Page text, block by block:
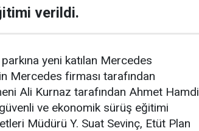
verildi.
yeni katılan Mercedes
Mercedes firması tarafından
Ali Kurnaz tarafından Ahmet Hamdi
ve ekonomik sürüş eğitimi
Müdürü Y. Suat Sevinç, Etüt Plan